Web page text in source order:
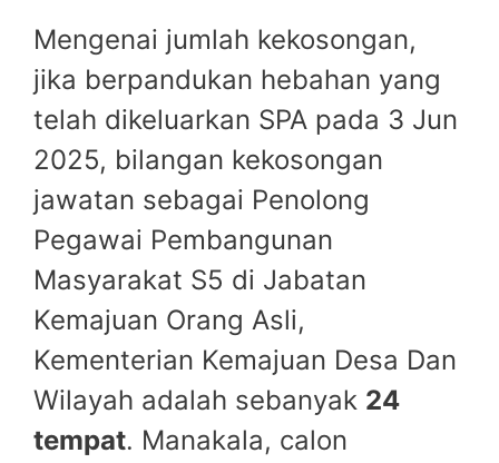
Mengenai jumlah kekosongan,
jika berpandukan hebahan yang
telah dikeluarkan SPA pada 3 Jun
2025, bilangan kekosongan
jawatan sebagai Penolong
Pegawai Pembangunan
Masyarakat S5 di Jabatan
Kemajuan Orang Asli,
Kementerian Kemajuan Desa Dan
Wilayah adalah sebanyak 24
tempat. Manakala, calon